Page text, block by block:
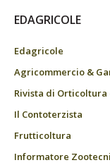
EDAGRICOLE
Edagricole
Agricommercio &
Rivista di
Il Contoterzista
Frutticoltura
Informatore